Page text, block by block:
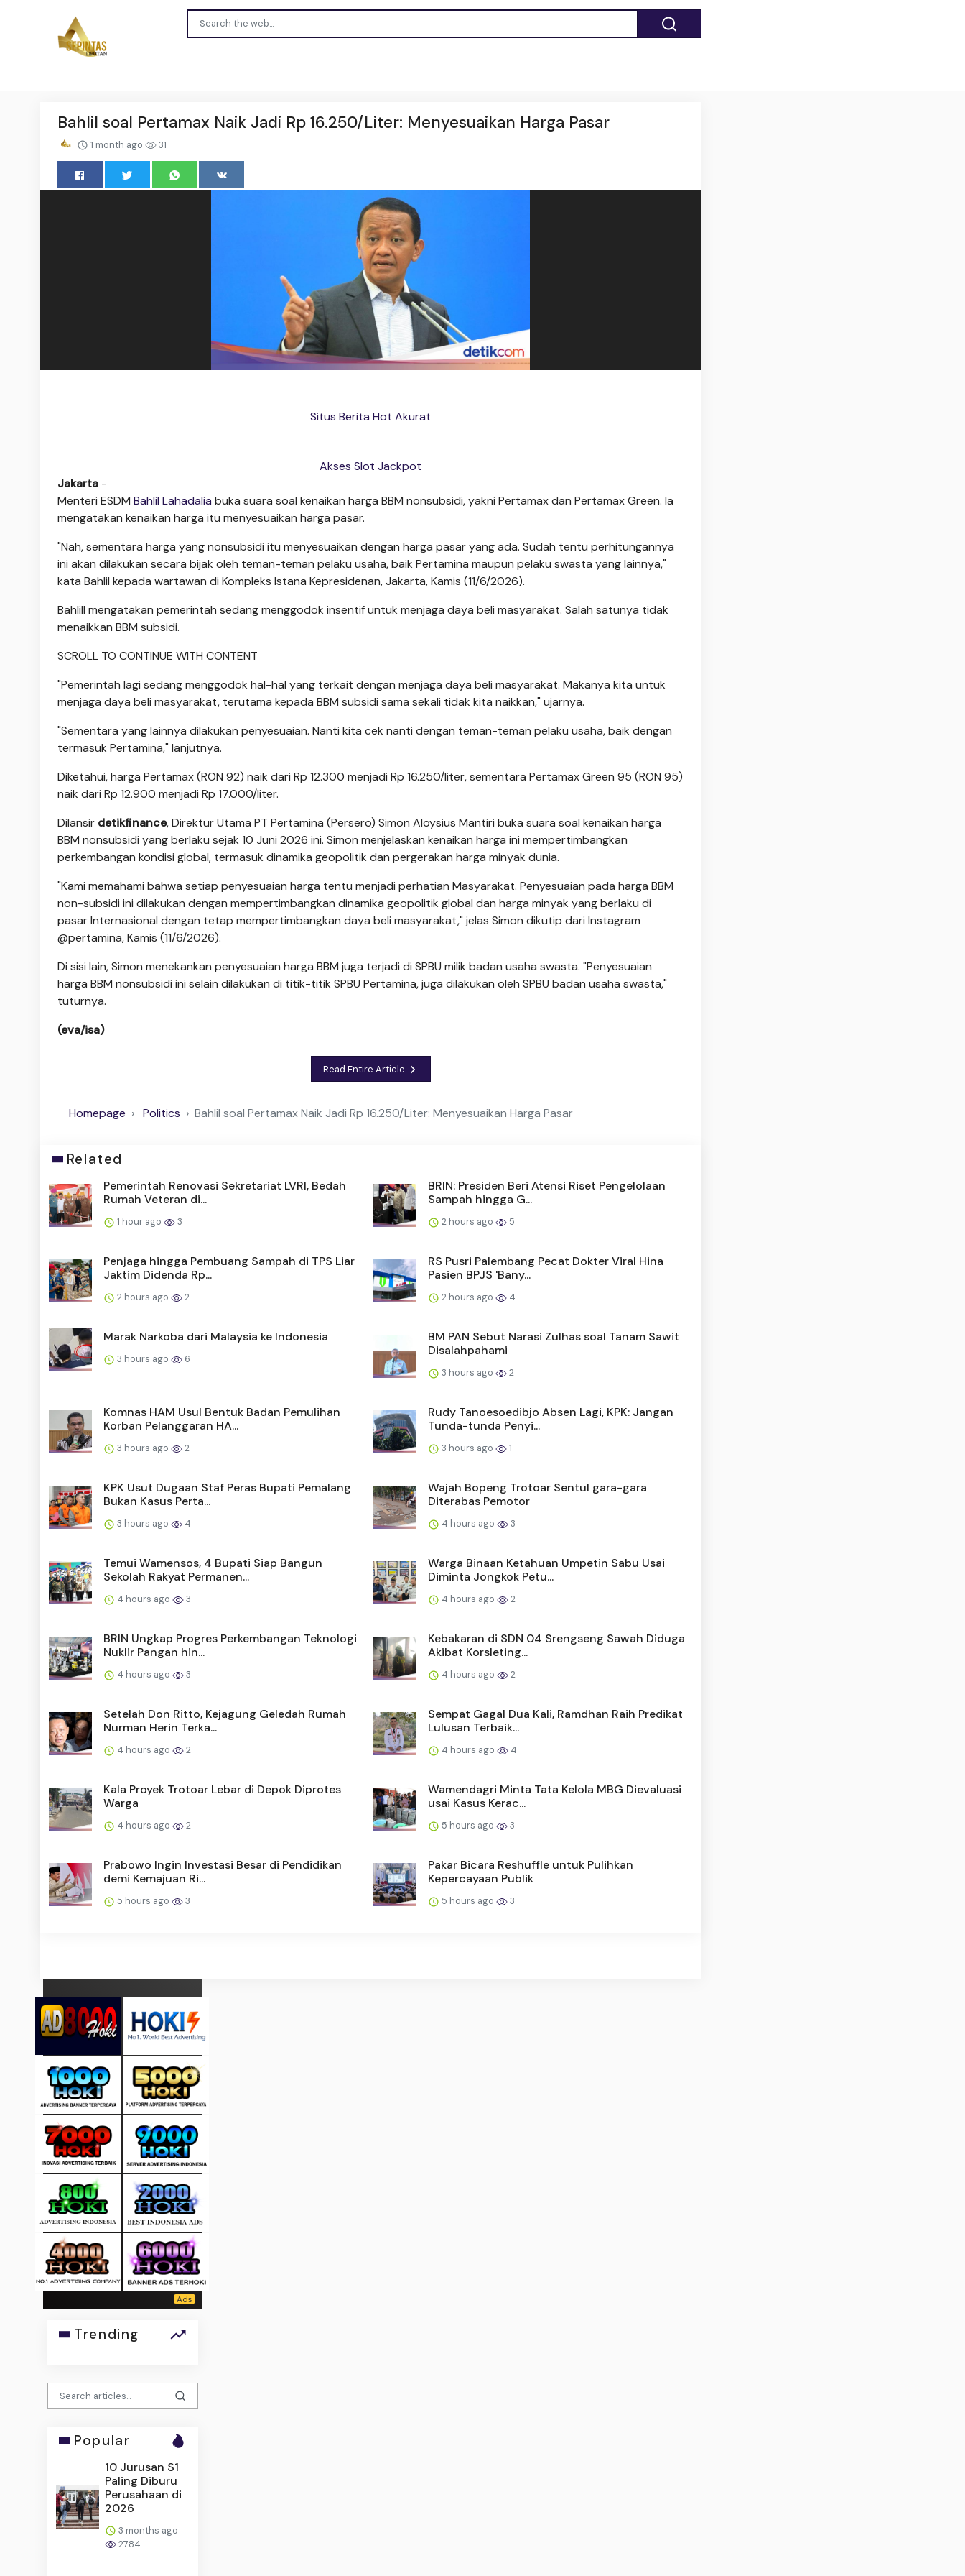
Bahlil soal Pertamax Naik Jadi Rp 16.250/Liter: Menyesuaikan Harga Pasar
1 month ago 31
Situs Berita Hot Akurat
Akses Slot Jackpot
Jakarta -
Menteri ESDM Bahlil Lahadalia buka suara soal kenaikan harga BBM nonsubsidi, yakni Pertamax dan Pertamax Green. Ia
mengatakan kenaikan harga itu menyesuaikan harga pasar.
"Nah, sementara harga yang nonsubsidi itu menyesuaikan dengan harga pasar yang ada. Sudah tentu perhitungannya
ini akan dilakukan secara bijak oleh teman-teman pelaku usaha, baik Pertamina maupun pelaku swasta yang lainnya,"
kata Bahlil kepada wartawan di Kompleks Istana Kepresidenan, Jakarta, Kamis (11/6/2026).
Bahlill mengatakan pemerintah sedang menggodok insentif untuk menjaga daya beli masyarakat. Salah satunya tidak
menaikkan BBM subsidi.
SCROLL TO CONTINUE WITH CONTENT
"Pemerintah lagi sedang menggodok hal-hal yang terkait dengan menjaga daya beli masyarakat. Makanya kita untuk
menjaga daya beli masyarakat, terutama kepada BBM subsidi sama sekali tidak kita naikkan," ujarnya.
"Sementara yang lainnya dilakukan penyesuaian. Nanti kita cek nanti dengan teman-teman pelaku usaha, baik dengan
termasuk Pertamina," lanjutnya.
Diketahui, harga Pertamax (RON 92) naik dari Rp 12.300 menjadi Rp 16.250/liter, sementara Pertamax Green 95 (RON 95)
naik dari Rp 12.900 menjadi Rp 17.000/liter.
Dilansir detikfinance, Direktur Utama PT Pertamina (Persero) Simon Aloysius Mantiri buka suara soal kenaikan harga
BBM nonsubsidi yang berlaku sejak 10 Juni 2026 ini. Simon menjelaskan kenaikan harga ini mempertimbangkan
perkembangan kondisi global, termasuk dinamika geopolitik dan pergerakan harga minyak dunia.
"Kami memahami bahwa setiap penyesuaian harga tentu menjadi perhatian Masyarakat. Penyesuaian pada harga BBM
non-subsidi ini dilakukan dengan mempertimbangkan dinamika geopolitik global dan harga minyak yang berlaku di
pasar Internasional dengan tetap mempertimbangkan daya beli masyarakat," jelas Simon dikutip dari Instagram
@pertamina, Kamis (11/6/2026).
Di sisi lain, Simon menekankan penyesuaian harga BBM juga terjadi di SPBU milik badan usaha swasta. "Penyesuaian
harga BBM nonsubsidi ini selain dilakukan di titik-titik SPBU Pertamina, juga dilakukan oleh SPBU badan usaha swasta,"
tuturnya.
(eva/isa)
Read Entire Article
Homepage Politics Bahlil soal Pertamax Naik Jadi Rp 16.250/Liter: Menyesuaikan Harga Pasar
Related
Pemerintah Renovasi Sekretariat LVRI, Bedah
Rumah Veteran di...
1 hour ago 3
BRIN: Presiden Beri Atensi Riset Pengelolaan
Sampah hingga G...
2 hours ago 5
Penjaga hingga Pembuang Sampah di TPS Liar
Jaktim Didenda Rp...
2 hours ago 2
RS Pusri Palembang Pecat Dokter Viral Hina
Pasien BPJS 'Bany...
2 hours ago 4
Marak Narkoba dari Malaysia ke Indonesia
3 hours ago 6
BM PAN Sebut Narasi Zulhas soal Tanam Sawit
Disalahpahami
3 hours ago 2
Komnas HAM Usul Bentuk Badan Pemulihan
Korban Pelanggaran HA...
3 hours ago 2
Rudy Tanoesoedibjo Absen Lagi, KPK: Jangan
Tunda-tunda Penyi...
3 hours ago 1
KPK Usut Dugaan Staf Peras Bupati Pemalang
Bukan Kasus Perta...
3 hours ago 4
Wajah Bopeng Trotoar Sentul gara-gara
Diterabas Pemotor
4 hours ago 3
Temui Wamensos, 4 Bupati Siap Bangun
Sekolah Rakyat Permanen...
4 hours ago 3
Warga Binaan Ketahuan Umpetin Sabu Usai
Diminta Jongkok Petu...
4 hours ago 2
BRIN Ungkap Progres Perkembangan Teknologi
Nuklir Pangan hin...
4 hours ago 3
Kebakaran di SDN 04 Srengseng Sawah Diduga
Akibat Korsleting...
4 hours ago 2
Setelah Don Ritto, Kejagung Geledah Rumah
Nurman Herin Terka...
4 hours ago 2
Sempat Gagal Dua Kali, Ramdhan Raih Predikat
Lulusan Terbaik...
4 hours ago 4
Kala Proyek Trotoar Lebar di Depok Diprotes
Warga
4 hours ago 2
Wamendagri Minta Tata Kelola MBG Dievaluasi
usai Kasus Kerac...
5 hours ago 3
Prabowo Ingin Investasi Besar di Pendidikan
demi Kemajuan Ri...
5 hours ago 3
Pakar Bicara Reshuffle untuk Pulihkan
Kepercayaan Publik
5 hours ago 3
Trending
Popular
10 Jurusan S1
Paling Diburu
Perusahaan di
2026
3 months ago
2784